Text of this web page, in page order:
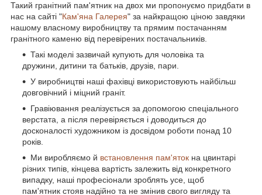
Такий гранітний пам'ятник на двох ми пропонуємо придбати в
нас на сайті "Кам'яна Галерея" за найкращою ціною завдяки
нашому власному виробництву та прямим постачанням
гранітного каменю від перевірених постачальників.
Такі моделі зазвичай купують для чоловіка та
дружини, дитини та батьків, друзів, пари.
У виробництві наші фахівці використовують найбільш
довговічний і міцний граніт.
Гравіювання реалізується за допомогою спеціального
верстата, а після перевіряється і доводиться до
досконалості художником із досвідом роботи понад 10
років.
Ми виробляємо й встановлення пам'яток на цвинтарі
різних типів, кінцева вартість залежить від конкретного
випадку, наші професіонали зроблять усе, щоб
пам'ятник стояв надійно та не змінив свого вигляду та